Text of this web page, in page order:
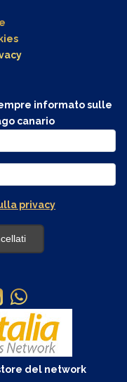
informato sulle
canario
privacy
del network